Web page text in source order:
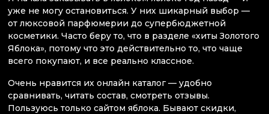
уже не могу остановиться. У них шикарный выбор —
от люксовой парфюмерии до супербюджетной
косметики. Часто беру то, что в разделе «хиты Золотого
Яблока», потому что это действительно то, что чаще
всего покупают, и все реально классное.
Очень нравится их онлайн каталог — удобно
сравнивать, читать состав, смотреть отзывы.
Пользуюсь только сайтом яблока. Бывают скидки,